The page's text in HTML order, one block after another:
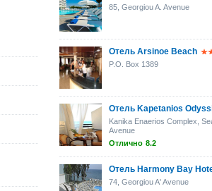
85, Georgiou A. Avenue
Отель Arsinoe Beach
P.O. Box 1389
Отель Kapetanios
Kanika Enaerios Complex,
Avenue
Отлично 8.2
Отель Harmony Bay
74, Georgiou A' Avenue